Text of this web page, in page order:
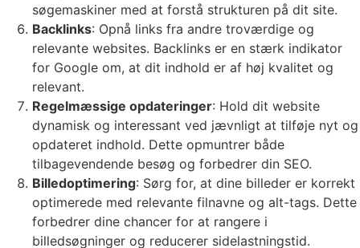
søgemaskiner med at forstå strukturen på dit site.
Backlinks: Opnå links fra andre troværdige og
relevante websites. Backlinks er en stærk indikator
for Google om, at dit indhold er af høj kvalitet og
relevant.
Regelmæssige opdateringer: Hold dit website
dynamisk og interessant ved jævnligt at tilføje nyt og
opdateret indhold. Dette opmuntrer både
tilbagevendende besøg og forbedrer din SEO.
Billedoptimering: Sørg for, at dine billeder er korrekt
optimerede med relevante filnavne og alt-tags. Dette
forbedrer dine chancer for at rangere i
billedsøgninger og reducerer sidelastningstid.